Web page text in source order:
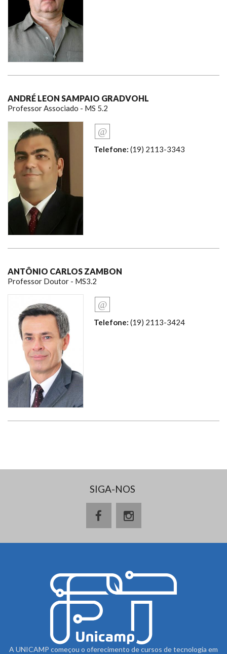
ANDRÉ LEON SAMPAIO GRADVOHL
Professor Associado - MS 5.2
Telefone: (19) 2113-3343
ANTÔNIO CARLOS ZAMBON
Professor Doutor - MS3.2
Telefone: (19) 2113-3424
SIGA-NOS
A UNICAMP começou o oferecimento de cursos de tecnologia em